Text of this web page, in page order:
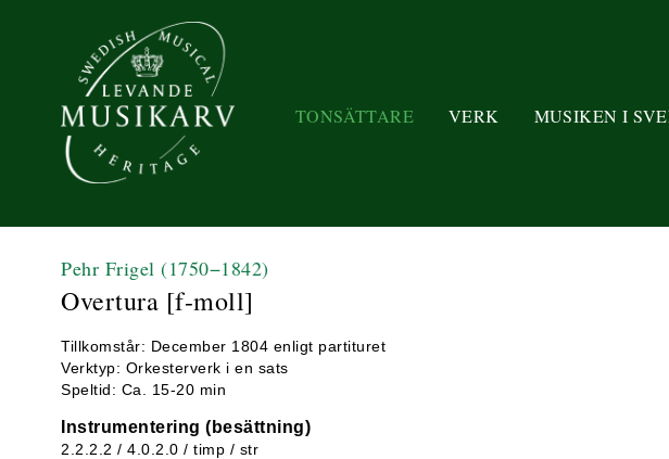
TONSÄTTARE VERK MUSIKEN I
Pehr Frigel (1750−1842)
Overtura [f-moll]
Tillkomstår: December 1804 enligt partituret
Verktyp: Orkesterverk i en sats
Speltid: Ca. 15-20 min
Instrumentering (besättning)
2.2.2.2 / 4.0.2.0 / timp / str